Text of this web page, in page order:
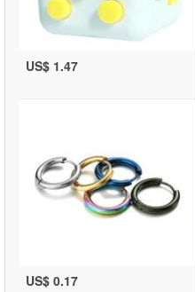
US$ 1.47
US$ 0.17